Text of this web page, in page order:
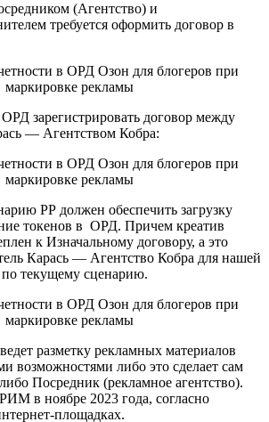
(Агентство) и
требуется оформить договор в
зарегистрировать договор между
— Агентством Кобра:
РР должен обеспечить загрузку
токенов в ОРД. Причем креатив
к Изначальному договору, а это
Карась — Агентство Кобра для нашей
текущему сценарию.
разметку рекламных материалов
возможностями либо это сделает сам
Посредник (рекламное агентство).
в ноябре 2023 года, согласно
площадках.